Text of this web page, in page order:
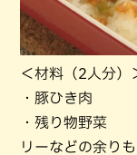
＜材料（2人分）
・豚ひき肉
・残り物野菜
リーなどの余りも